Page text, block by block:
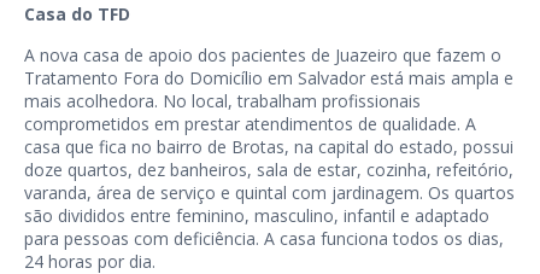
Casa do TFD
A nova casa de apoio dos pacientes de Juazeiro que fazem o
Tratamento Fora do Domicílio em Salvador está mais ampla e
mais acolhedora. No local, trabalham profissionais
comprometidos em prestar atendimentos de qualidade. A
casa que fica no bairro de Brotas, na capital do estado, possui
doze quartos, dez banheiros, sala de estar, cozinha, refeitório,
varanda, área de serviço e quintal com jardinagem. Os quartos
são divididos entre feminino, masculino, infantil e adaptado
para pessoas com deficiência. A casa funciona todos os dias,
24 horas por dia.